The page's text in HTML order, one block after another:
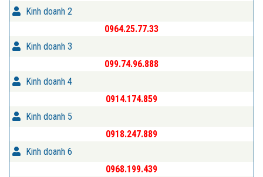
Kinh doanh 2
0964.25.77.33
Kinh doanh 3
099.74.96.888
Kinh doanh 4
0914.174.859
Kinh doanh 5
0918.247.889
Kinh doanh 6
0968.199.439